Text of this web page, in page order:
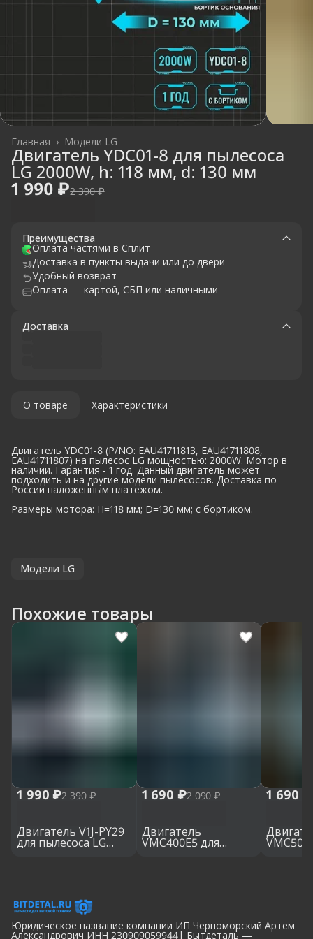
Модели LG
Главная ›
Двигатель YDC01-8 для пылесоса
LG 2000W, h: 118 мм, d: 130 мм
1 990 ₽2 390 ₽
Преимущества
Оплата частями в Сплит
Доставка в пункты выдачи или до двери
Удобный возврат
Оплата — картой, СБП или наличными
Доставка
О товаре Характеристики
Двигатель YDC01-8 (P/NO: EAU41711813, EAU41711808,
EAU41711807) на пылесос LG мощностью: 2000W. Мотор в
наличии. Гарантия - 1 год. Данный двигатель может
подходить и на другие модели пылесосов. Доставка по
России наложенным платежом.
Размеры мотора: H=118 мм; D=130 мм; с бортиком.
Модели LG
Похожие товары
1 990 ₽2 390 ₽
Двигатель V1J-PY29
для пылесоса LG
1 690 ₽2 090 ₽
Двигатель
VMC400E5 для
1 690 ₽
Юридическое название компании ИП Черноморский Артем
Александрович ИНН 230909059944| Бытдеталь —